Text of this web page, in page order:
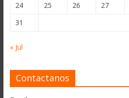
24
25 26 27
31
« Jul
Contactanos